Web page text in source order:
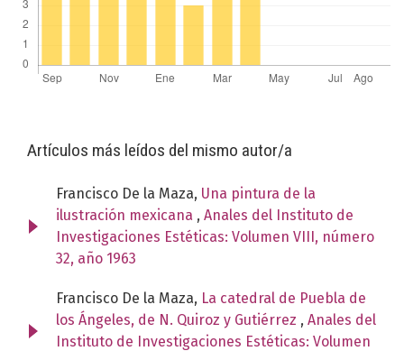
Artículos más leídos del mismo autor/a
Francisco De la Maza, Una pintura de la
ilustración mexicana , Anales del Instituto de
Investigaciones Estéticas: Volumen VIII, número
32, año 1963
Francisco De la Maza, La catedral de Puebla de
los Ángeles, de N. Quiroz y Gutiérrez , Anales del
Instituto de Investigaciones Estéticas: Volumen